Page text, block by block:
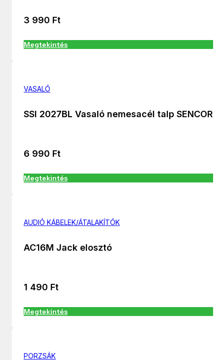
3 990 Ft
Megtekintés
VASALÓ
SSI 2027BL Vasaló nemesacél talp SENCOR
6 990 Ft
Megtekintés
AUDIÓ KÁBELEK/ÁTALAKÍTÓK
AC16M Jack elosztó
1 490 Ft
Megtekintés
PORZSÁK